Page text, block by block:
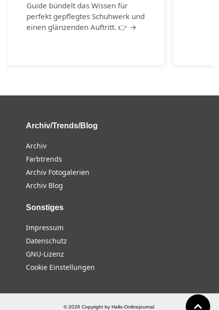
Guide bündelt das Wissen für
perfekt gepflegtes Schuhwerk und
einen glänzenden Auftritt. 👉 →
Archiv/Trends/Blog
Archiv
Farbtrends
Archiv Fotogalerien
Archiv Blog
Sonstiges
Impressum
Datenschutz
GNU-Lizenz
Cookie Einstellungen
© 2026 Copyright by Hallo-Onlinejournal.